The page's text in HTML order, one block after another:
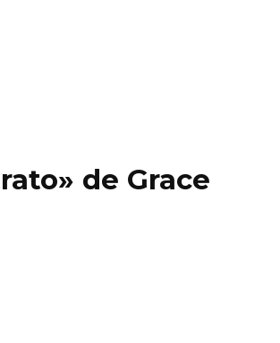
de Grace